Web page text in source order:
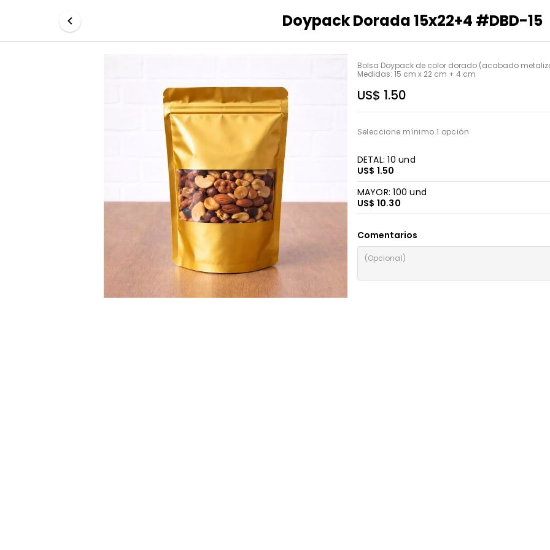
Doypack Dorada 15x22+4 #DBD-15
Bolsa Doypack de color dorado (acabado
Medidas: 15 cm x 22 cm + 4 cm
US$ 1.50
Seleccione mínimo 1 opción
DETAL: 10 und
US$ 1.50
MAYOR: 100 und
US$ 10.30
Comentarios